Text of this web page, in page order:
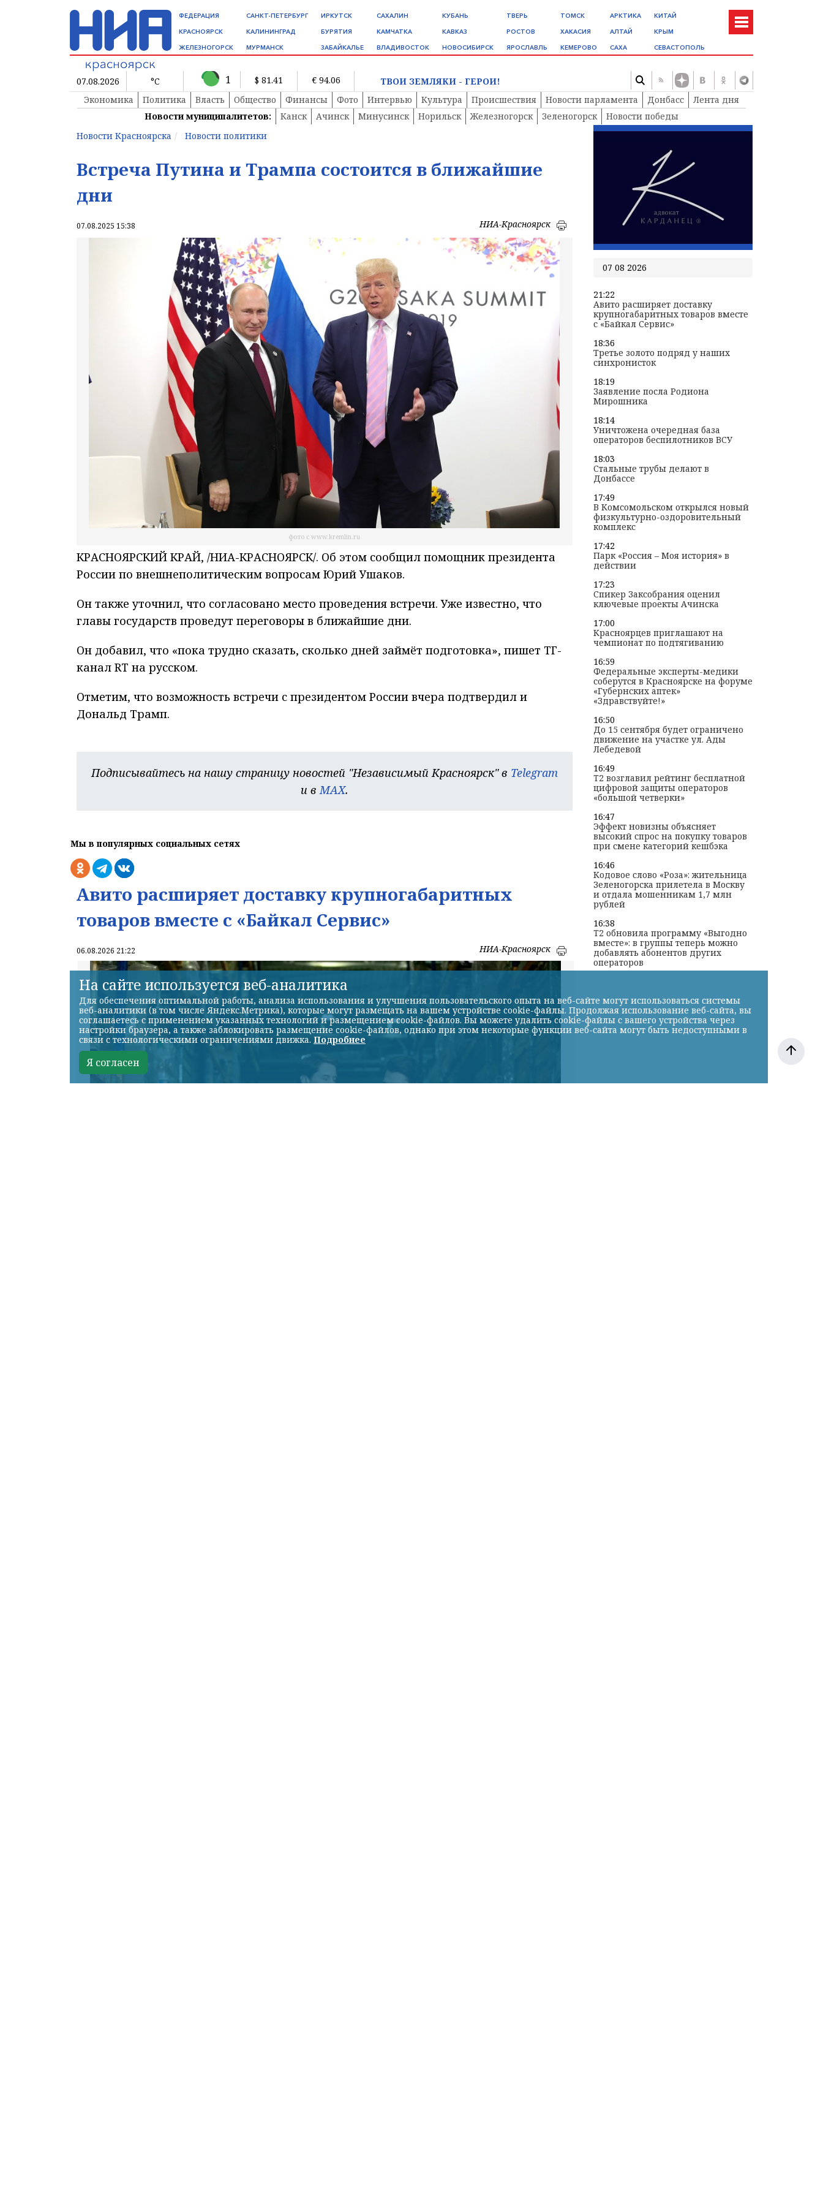
ФЕДЕРАЦИЯ
КРАСНОЯРСК
ЖЕЛЕЗНОГОРСК
САНКТ-ПЕТЕРБУРГ
КАЛИНИНГРАД
МУРМАНСК
ИРКУТСК
БУРЯТИЯ
ЗАБАЙКАЛЬЕ
САХАЛИН
КАМЧАТКА
ВЛАДИВОСТОК
КУБАНЬ
КАВКАЗ
НОВОСИБИРСК
ТВЕРЬ
РОСТОВ
ЯРОСЛАВЛЬ
ТОМСК
ХАКАСИЯ
КЕМЕРОВО
АРКТИКА
АЛТАЙ
САХА
КИТАЙ
КРЫМ
СЕВАСТОПОЛЬ
07.08.2026 °C 1 $ 81.41 € 94.06
ТВОИ ЗЕМЛЯКИ - ГЕРОИ!
Экономика
Политика Власть Общество Финансы Фото Интервью Культура Происшествия Новости парламента Донбасс
Лента дня
Новости муниципалитетов:
Канск Ачинск Минусинск Норильск Железногорск Зеленогорск
Новости победы
Новости Красноярска
Новости политики
Встреча Путина и Трампа состоится в ближайшие
дни
07.08.2025 15:38 НИА-Красноярск
фото с www.kremlin.ru
КРАСНОЯРСКИЙ КРАЙ, /НИА-КРАСНОЯРСК/. Об этом сообщил помощник президента
России по внешнеполитическим вопросам Юрий Ушаков.
Он также уточнил, что согласовано место проведения встречи. Уже известно, что
главы государств проведут переговоры в ближайшие дни.
Он добавил, что «пока трудно сказать, сколько дней займёт подготовка», пишет ТГ-
канал RT на русском.
Отметим, что возможность встречи с президентом России вчера подтвердил и
Дональд Трамп.
Подписывайтесь на нашу страницу новостей "Независимый Красноярск" в Telegram
и вMAX.
Мы в популярных социальных сетях
Авито расширяет доставку крупногабаритных
товаров вместе с «Байкал Сервис»
06.08.2026 21:22 НИА-Красноярск
07 08 2026
21:22
Авито расширяет доставку
крупногабаритных товаров вместе
с «Байкал Сервис»
18:36
Третье золото подряд у наших
синхронисток
18:19
Заявление посла Родиона
Мирошника
18:14
Уничтожена очередная база
операторов беспилотников ВСУ
18:03
Стальные трубы делают в
Донбассе
17:49
В Комсомольском открылся новый
физкультурно-оздоровительный
комплекс
17:42
Парк «Россия – Моя история» в
действии
17:23
Спикер Заксобрания оценил
ключевые проекты Ачинска
17:00
Красноярцев приглашают на
чемпионат по подтягиванию
16:59
Федеральные эксперты-медики
соберутся в Красноярске на форуме
«Губернских аптек»
«Здравствуйте!»
16:50
До 15 сентября будет ограничено
движение на участке ул. Ады
Лебедевой
16:49
T2 возглавил рейтинг бесплатной
цифровой защиты операторов
«большой четверки»
16:47
Эффект новизны объясняет
высокий спрос на покупку товаров
при смене категорий кешбэка
16:46
Кодовое слово «Роза»: жительница
Зеленогорска прилетела в Москву
и отдала мошенникам 1,7 млн
рублей
16:38
T2 обновила программу «Выгодно
вместе»: в группы теперь можно
добавлять абонентов других
операторов
На сайте используется веб-аналитика
Для обеспечения оптимальной работы, анализа использования и улучшения пользовательского опыта на веб-сайте могут использоваться системы
веб-аналитики (в том числе Яндекс.Метрика), которые могут размещать на вашем устройстве cookie-файлы. Продолжая использование веб-сайта, вы
соглашаетесь с применением указанных технологий и размещением cookie-файлов. Вы можете удалить cookie-файлы с вашего устройства через
настройки браузера, а также заблокировать размещение cookie-файлов, однако при этом некоторые функции веб-сайта могут быть недоступными в
связи с технологическими ограничениями движка. Подробнее
Я согласен